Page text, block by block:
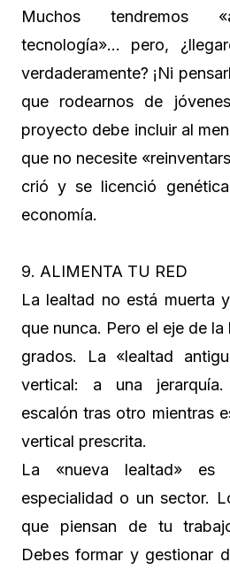
Muchos tendremos
tecnología»… pero,
verdaderamente? ¡Ni
que rodearnos de
proyecto debe incluir al
que no necesite
crió y se licenció
economía.
9. ALIMENTA TU RED
La lealtad no está muerta
que nunca. Pero el eje de
grados. La «lealtad
vertical: a una
escalón tras otro mientras
vertical prescrita.
La «nueva lealtad» es
especialidad o un sector.
que piensan de tu
Debes formar y gestionar